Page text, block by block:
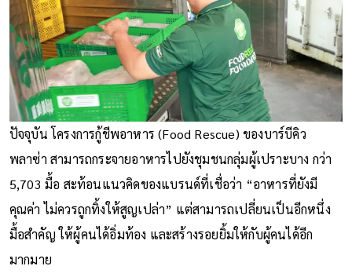
ปัจจุบัน โครงการกู้ชีพอาหาร (Food Rescue) ของบาร์บีคิว
พลาซ่า สามารถกระจายอาหารไปยังชุมชนกลุ่มผู้เปราะบาง กว่า
5,703 มื้อ สะท้อนแนวคิดของแบรนด์ที่เชื่อว่า “อาหารที่ยังมี
คุณค่า ไม่ควรถูกทิ้งให้สูญเปล่า” แต่สามารถเปลี่ยนเป็นอีกหนึ่ง
มื้อสำคัญ ให้ผู้คนได้อิ่มท้อง และสร้างรอยยิ้มให้กับผู้คนได้อีก
มากมาย